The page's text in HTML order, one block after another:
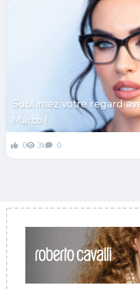
Sublimez votre regard
Marco !
0 3k 0